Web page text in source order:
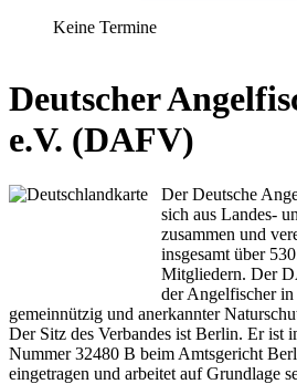
Keine Termine
Deutscher
e.V. (DAFV)
Der Deutsche
sich aus Landes-
zusammen und
insgesamt über
Mitgliedern. Der
der Angelfischer
gemeinnützig und anerkannter
Der Sitz des Verbandes ist Berlin. Er ist
Nummer 32480 B beim Amtsgericht
eingetragen und arbeitet auf Grundlage